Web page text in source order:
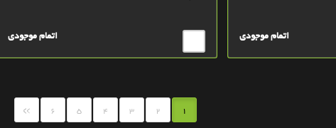
اتمام موجودی اتمام موجودی
1
2
3
4
5
6
»